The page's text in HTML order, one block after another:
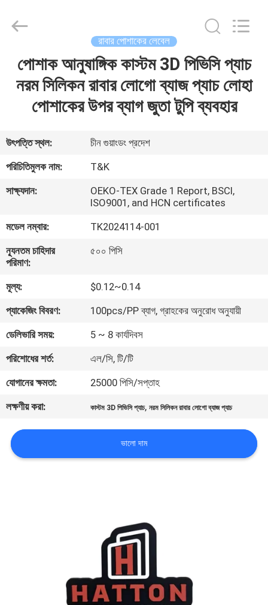
বাড়ি
আমাদের
সম্পর্কে
কারখানা
ভ্রমণ
মান
নিয়ন্ত্রণ
যোগাযোগ
করুন
উদ্ধৃতির
জন্য
সাইট
Accessories
Co.,Ltd.
রাবার পোশাকের লেবেল
পোশাক আনুষাঙ্গিক কাস্টম 3D পিভিসি প্যাচ
নরম সিলিকন রাবার লোগো ব্যাজ প্যাচ লোহা
পোশাকের উপর ব্যাগ জুতা টুপি ব্যবহার
উৎপত্তি স্থল:
চীন গুয়াংডং প্রদেশ
পরিচিতিমুলক নাম:
T&K
সাক্ষ্যদান:
OEKO-TEX Grade 1 Report, BSCI,
ISO9001, and HCN certificates
মডেল নম্বার:
TK2024114-001
ন্যূনতম চাহিদার
পরিমাণ:
৫০০ পিসি
মূল্য:
$0.12~0.14
প্যাকেজিং বিবরণ:
100pcs/PP ব্যাগ, গ্রাহকের অনুরোধ অনুযায়ী
ডেলিভারি সময়:
5 ~ 8 কার্যদিবস
পরিশোধের শর্ত:
এল/সি, টি/টি
যোগানের ক্ষমতা:
25000 পিসি/সপ্তাহ
লক্ষণীয় করা:
কাস্টম 3D পিভিসি প্যাচ,নরম সিলিকন রাবার লোগো ব্যাজ প্যাচ
ভালো দাম